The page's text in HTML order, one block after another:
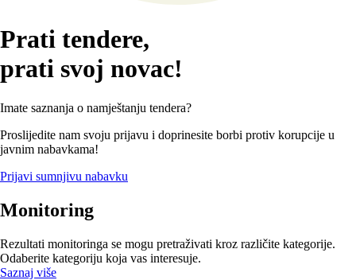
Prati tendere,
prati svoj novac!
Imate saznanja o namještanju tendera?
Proslijedite nam svoju prijavu i doprinesite borbi protiv korupcije u
javnim nabavkama!
Prijavi sumnjivu nabavku
Monitoring
Rezultati monitoringa se mogu pretraživati kroz različite kategorije.
Odaberite kategoriju koja vas interesuje.
Saznaj više